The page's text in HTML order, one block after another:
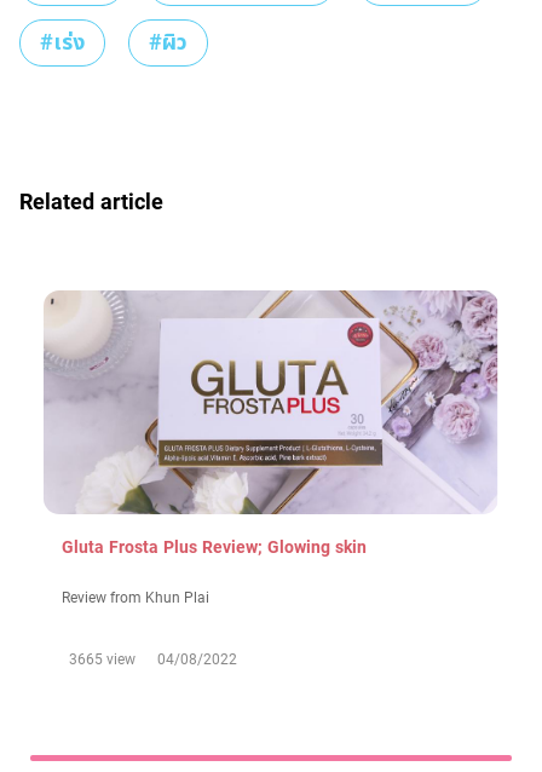
#เร่ง
#ผิว
Related article
Gluta Frosta Plus Review; Glowing skin
Review from Khun Plai
3665 view 04/08/2022